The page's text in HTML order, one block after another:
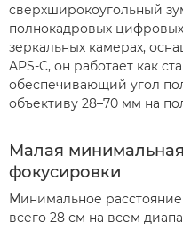
сверхширокоугольный
полнокадровых
зеркальных камерах,
APS-C, он работает как
обеспечивающий угол
объективу 28–70 мм на
Малая
фокусировки
Минимальное
всего 28 см на всем